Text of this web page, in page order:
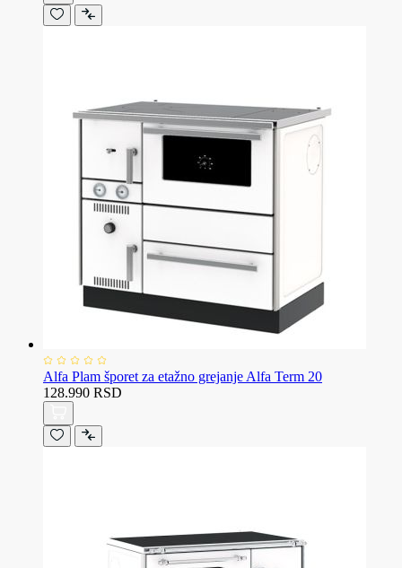
Alfa Plam šporet za etažno grejanje Alfa Term 20
128.990 RSD